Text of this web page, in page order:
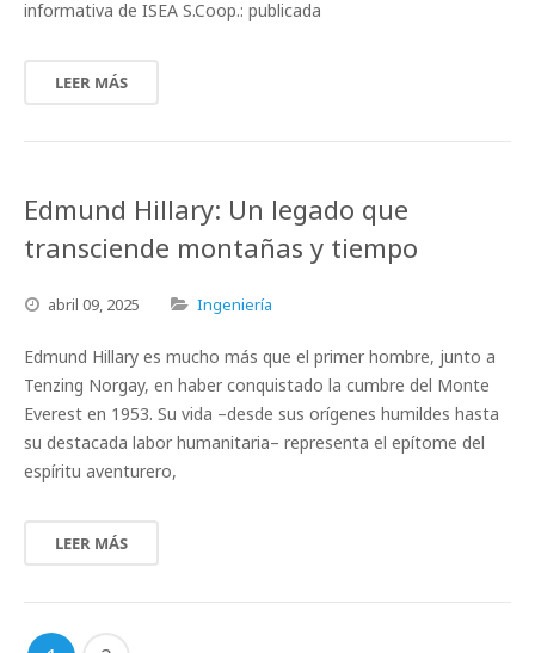
informativa de ISEA S.Coop.: publicada
LEER MÁS
Edmund Hillary: Un legado que
transciende montañas y tiempo
abril 09, 2025 Ingeniería
Edmund Hillary es mucho más que el primer hombre, junto a
Tenzing Norgay, en haber conquistado la cumbre del Monte
Everest en 1953. Su vida –desde sus orígenes humildes hasta
su destacada labor humanitaria– representa el epítome del
espíritu aventurero,
LEER MÁS